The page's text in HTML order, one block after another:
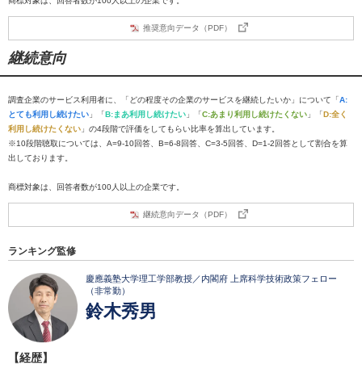
推奨意向データ（PDF）
継続意向
調査企業のサービス利用者に、「どの程度その企業のサービスを継続したいか」について「A:
とても利用し続けたい 」「B:まあ利用し続けたい 」「C:あまり利用し続けたくない 」「D:全く
利用し続けたくない 」の4段階で評価をしてもらい比率を算出しています。
※10段階聴取については、A=9-10回答、B=6-8回答、C=3-5回答、D=1-2回答として割合を算
出しております。
商標対象は、回答者数が100人以上の企業です。
継続意向データ（PDF）
ランキング監修
慶應義塾大学理工学部教授／内閣府 上席科学技術政策フェロー
（非常勤）
鈴木秀男
【経歴】